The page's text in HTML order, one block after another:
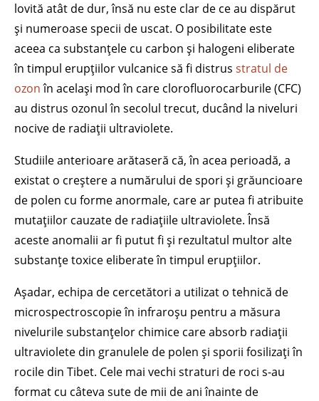
lovită atât de dur, însă nu este clar de ce au dispărut
și numeroase specii de uscat. O posibilitate este
aceea ca substanțele cu carbon și halogeni eliberate
în timpul erupțiilor vulcanice să fi distrus stratul de
ozonîn același mod în care clorofluorocarburile (CFC)
au distrus ozonul în secolul trecut, ducând la niveluri
nocive de radiații ultraviolete.
Studiile anterioare arătaseră că, în acea perioadă, a
existat o creștere a numărului de spori și grăuncioare
de polen cu forme anormale, care ar putea fi atribuite
mutațiilor cauzate de radiațiile ultraviolete. Însă
aceste anomalii ar fi putut fi și rezultatul multor alte
substanțe toxice eliberate în timpul erupțiilor.
Așadar, echipa de cercetători a utilizat o tehnică de
microspectroscopie în infraroșu pentru a măsura
nivelurile substanțelor chimice care absorb radiații
ultraviolete din granulele de polen și sporii fosilizați în
rocile din Tibet. Cele mai vechi straturi de roci s-au
format cu câteva sute de mii de ani înainte de